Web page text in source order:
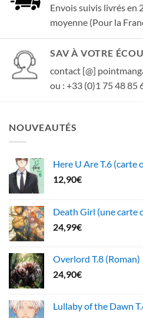
Envois suivis livrés en
moyenne (Pour la
SAV À VOTRE
contact [@]
ou : +33 (0)1 75 48 85
NOUVEAUTÉS
Here U Are T.6 (carte
12,90€
Death Girl (une carte
24,99€
Overlord T.8 (Roman)
24,90€
Lullaby of the Dawn